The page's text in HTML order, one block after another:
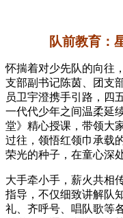
队前教育：
怀揣着对少先队的向往
支部副书记陈茵、团支
员卫宇澄携手引路，四
一代代少年之间温柔延
堂》精心授课，带领大
过往，领悟红领巾承载
荣光的种子，在童心深
大手牵小手，薪火共相
指导，不仅细致讲解队
礼、齐呼号、唱队歌等